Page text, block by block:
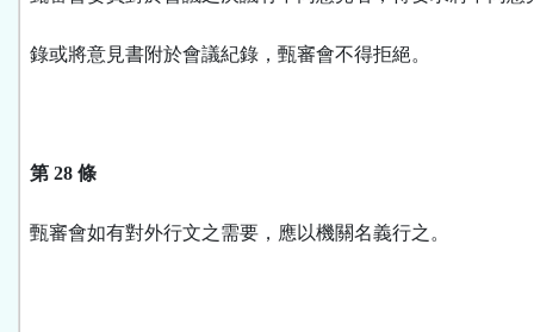
錄或將意見書附於會議紀錄，甄審會不得拒絕。
第 28 條
甄審會如有對外行文之需要，應以機關名義行之。